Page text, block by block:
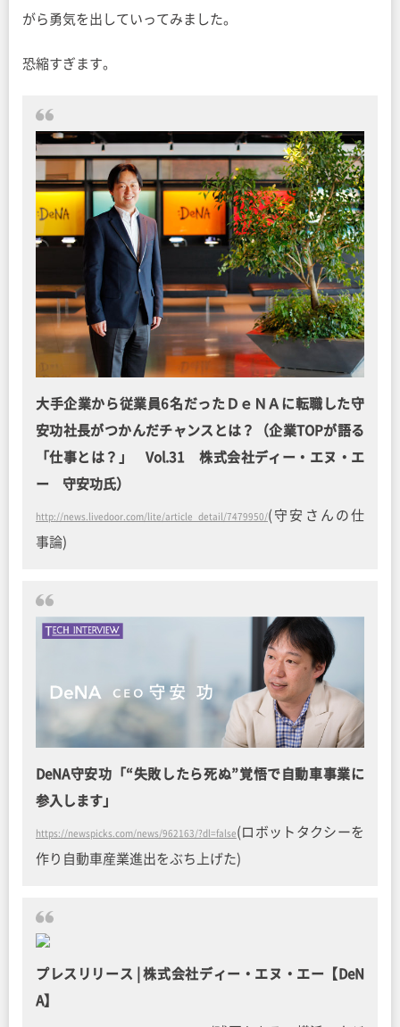
がら勇気を出していってみました。
恐縮すぎます。
大手企業から従業員6名だったＤｅＮＡに転職した守
安功社長がつかんだチャンスとは？（企業TOPが語る
「仕事とは？」 Vol.31 株式会社ディー・エヌ・エ
ー 守安功氏）
http://news.livedoor.com/lite/article_detail/7479950/(守安さんの仕
事論)
DeNA守安功「“失敗したら死ぬ”覚悟で自動車事業に
参入します」
https://newspicks.com/news/962163/?dl=false (ロボットタクシーを
作り自動車産業進出をぶち上げた)
プレスリリース | 株式会社ディー・エヌ・エー【DeN
A】